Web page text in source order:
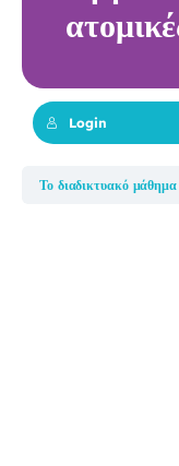
Login
Το διαδικτυακό